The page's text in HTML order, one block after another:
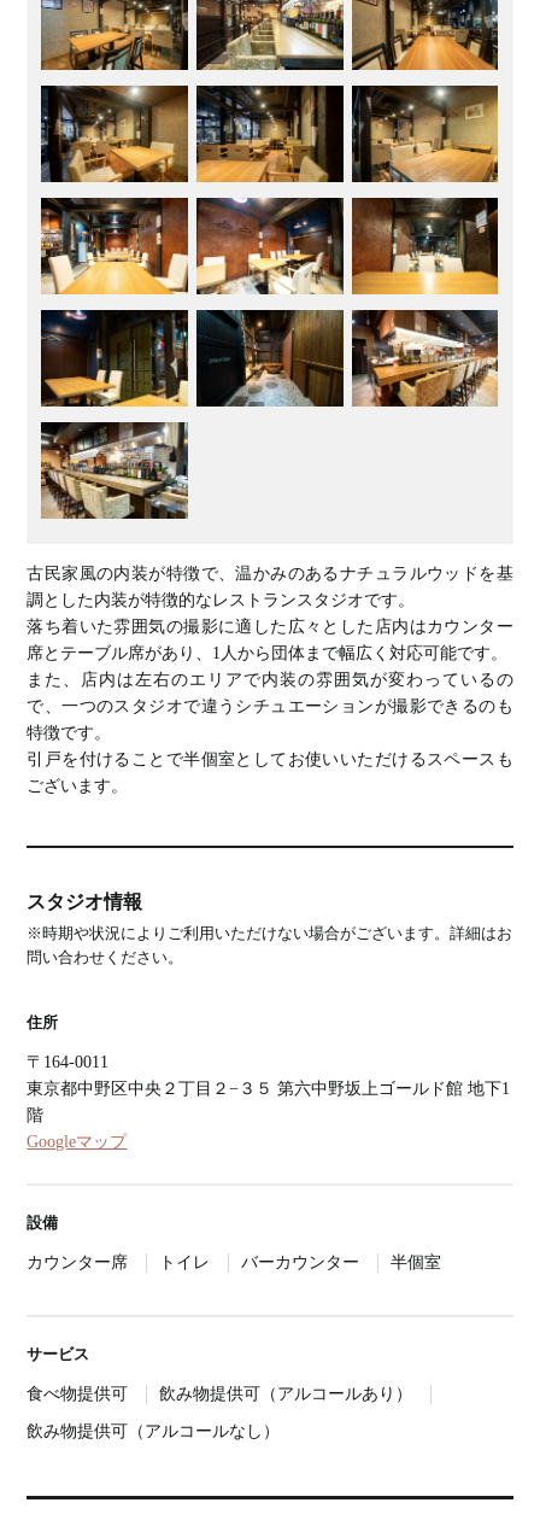
古民家風の内装が特徴で、温かみのあるナチュラルウッドを基
調とした内装が特徴的なレストランスタジオです。
落ち着いた雰囲気の撮影に適した広々とした店内はカウンター
席とテーブル席があり、1人から団体まで幅広く対応可能です。
また、店内は左右のエリアで内装の雰囲気が変わっているの
で、一つのスタジオで違うシチュエーションが撮影できるのも
特徴です。
引戸を付けることで半個室としてお使いいただけるスペースも
ございます。
スタジオ情報
※時期や状況によりご利用いただけない場合がございます。詳細はお
問い合わせください。
住所
〒164-0011
東京都中野区中央２丁目２−３５ 第六中野坂上ゴールド館 地下1
階
Googleマップ
設備
カウンター席 トイレ バーカウンター 半個室
サービス
食べ物提供可 飲み物提供可（アルコールあり）
飲み物提供可（アルコールなし）